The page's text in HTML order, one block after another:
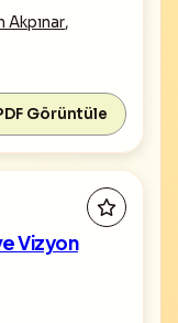
Akpınar,
Görüntüle
Vizyon